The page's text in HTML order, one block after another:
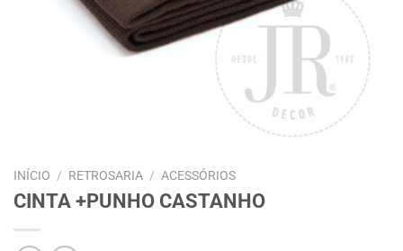
INÍCIO / RETROSARIA / ACESSÓRIOS
CINTA +PUNHO CASTANHO